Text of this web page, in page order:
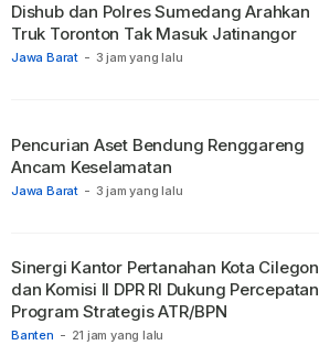
Jawa Barat - 3 jam yang lalu
Dishub dan Polres Sumedang Arahkan
Truk Toronton Tak Masuk Jatinangor
Jawa Barat - 3 jam yang lalu
Pencurian Aset Bendung Renggareng
Ancam Keselamatan
Banten - 21 jam yang lalu
Sinergi Kantor Pertanahan Kota Cilegon
dan Komisi II DPR RI Dukung Percepatan
Program Strategis ATR/BPN